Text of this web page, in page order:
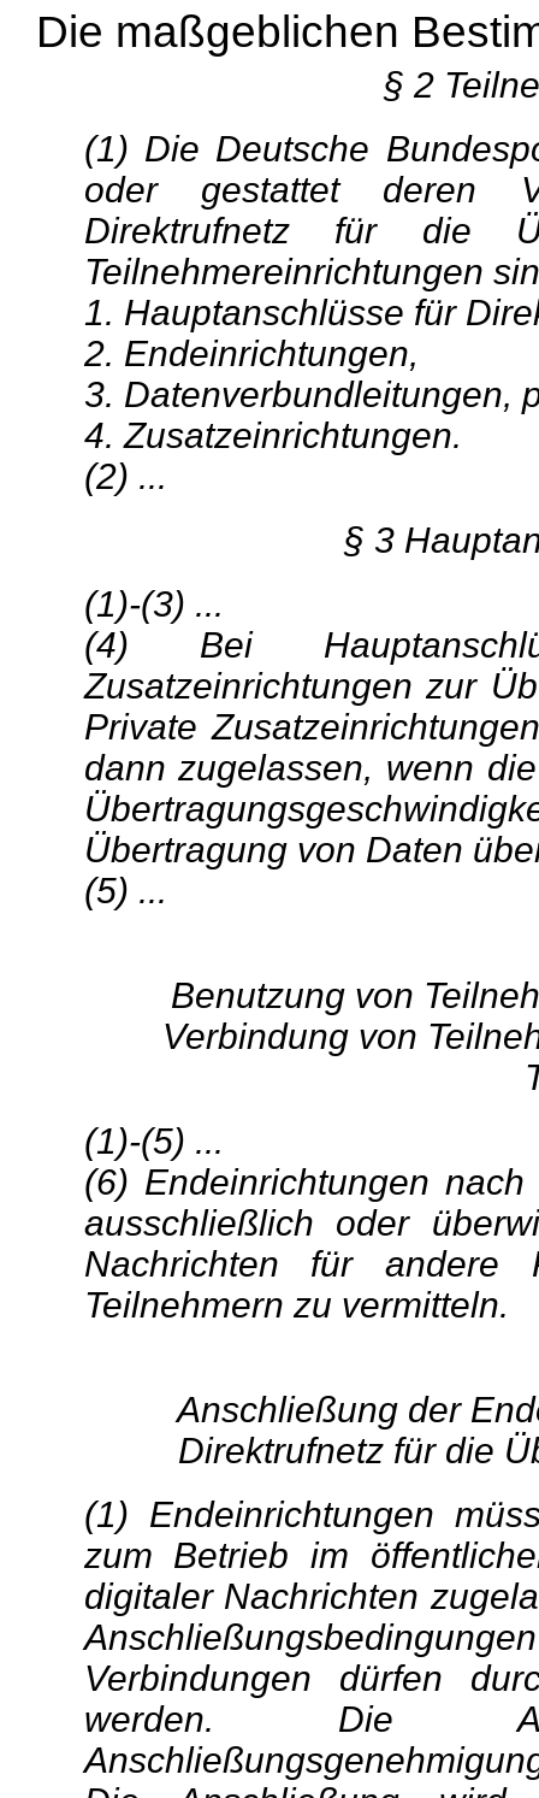
Die maßgeblichen
§ 2
(1) Die Deutsche
oder gestattet deren
Direktrufnetz für die
Teilnehmereinrichtungen
1. Hauptanschlüsse für
2. Endeinrichtungen,
3. Datenverbundleitungen,
4. Zusatzeinrichtungen.
(2) ...
§ 3
(1)-(3) ...
(4) Bei
Zusatzeinrichtungen zur
Private
dann zugelassen, wenn
Übertragung von Daten
(5) ...
Benutzung von
Verbindung von
(1)-(5) ...
(6) Endeinrichtungen
ausschließlich oder
Nachrichten für andere
Teilnehmern zu vermitteln.
Anschließung der
Direktrufnetz für die
(1) Endeinrichtungen
zum Betrieb im
digitaler Nachrichten
Verbindungen dürfen
werden. Die